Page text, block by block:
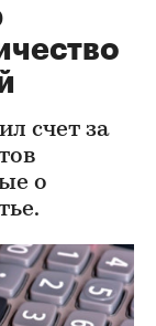
счет за
о